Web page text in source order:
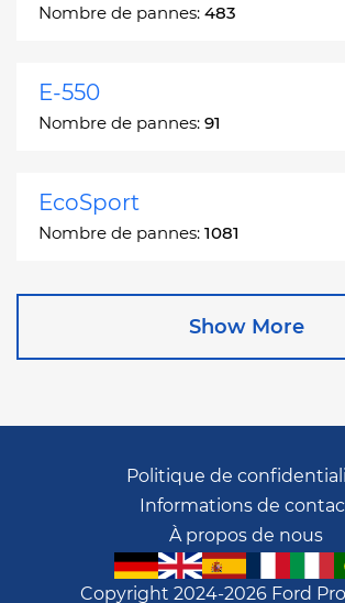
Nombre de pannes: 483
E-550
Nombre de pannes: 91
EcoSport
Nombre de pannes: 1081
Escape
Escape Hybrid
Nombre de pannes:1666
Show More
Copyright 2024-2026 Ford
Politique de
Informations de
À propos de nous